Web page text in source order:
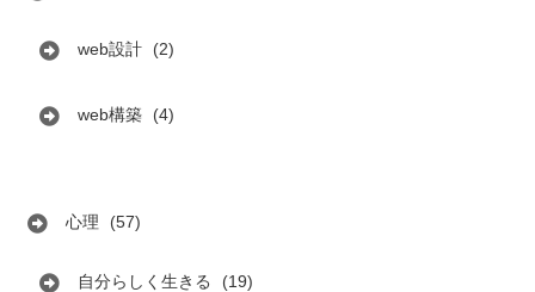
web設計 (2)
web構築 (4)
心理 (57)
自分らしく生きる (19)